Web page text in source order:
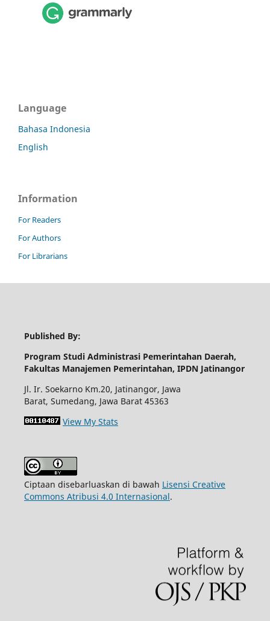
Language
Bahasa Indonesia
English
Information
For Readers
For Authors
For Librarians
Published By:
Program Studi Administrasi Pemerintahan Daerah,
Fakultas Manajemen Pemerintahan, IPDN Jatinangor
Jl. Ir. Soekarno Km.20, Jatinangor, Jawa
Barat, Sumedang, Jawa Barat 45363
View My Stats
Ciptaan disebarluaskan di bawah Lisensi Creative
Commons Atribusi 4.0 Internasional.